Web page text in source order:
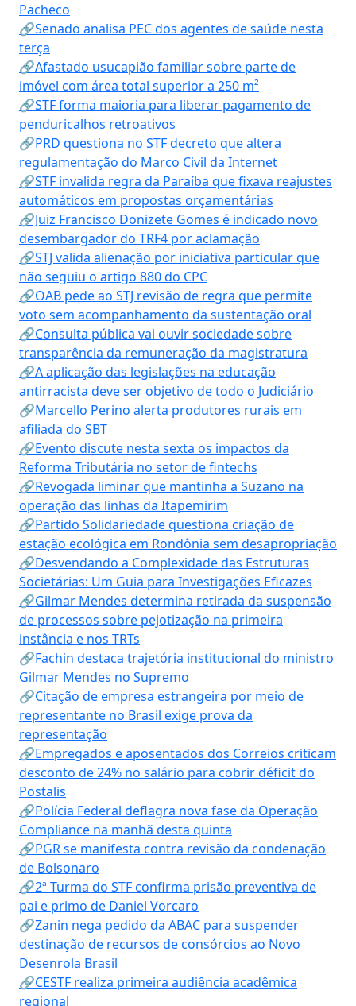
Pacheco
🔗Senado analisa PEC dos agentes de saúde nesta
terça
🔗Afastado usucapião familiar sobre parte de
imóvel com área total superior a 250 m²
🔗STF forma maioria para liberar pagamento de
penduricalhos retroativos
🔗PRD questiona no STF decreto que altera
regulamentação do Marco Civil da Internet
🔗STF invalida regra da Paraíba que fixava reajustes
automáticos em propostas orçamentárias
🔗Juiz Francisco Donizete Gomes é indicado novo
desembargador do TRF4 por aclamação
🔗STJ valida alienação por iniciativa particular que
não seguiu o artigo 880 do CPC
🔗OAB pede ao STJ revisão de regra que permite
voto sem acompanhamento da sustentação oral
🔗Consulta pública vai ouvir sociedade sobre
transparência da remuneração da magistratura
🔗A aplicação das legislações na educação
antirracista deve ser objetivo de todo o Judiciário
🔗Marcello Perino alerta produtores rurais em
afiliada do SBT
🔗Evento discute nesta sexta os impactos da
Reforma Tributária no setor de fintechs
🔗Revogada liminar que mantinha a Suzano na
operação das linhas da Itapemirim
🔗Partido Solidariedade questiona criação de
estação ecológica em Rondônia sem desapropriação
🔗Desvendando a Complexidade das Estruturas
Societárias: Um Guia para Investigações Eficazes
🔗Gilmar Mendes determina retirada da suspensão
de processos sobre pejotização na primeira
instância e nos TRTs
🔗Fachin destaca trajetória institucional do ministro
Gilmar Mendes no Supremo
🔗Citação de empresa estrangeira por meio de
representante no Brasil exige prova da
representação
🔗Empregados e aposentados dos Correios criticam
desconto de 24% no salário para cobrir déficit do
Postalis
🔗Polícia Federal deflagra nova fase da Operação
Compliance na manhã desta quinta
🔗PGR se manifesta contra revisão da condenação
de Bolsonaro
🔗2ª Turma do STF confirma prisão preventiva de
pai e primo de Daniel Vorcaro
🔗Zanin nega pedido da ABAC para suspender
destinação de recursos de consórcios ao Novo
Desenrola Brasil
🔗CESTF realiza primeira audiência acadêmica
regional